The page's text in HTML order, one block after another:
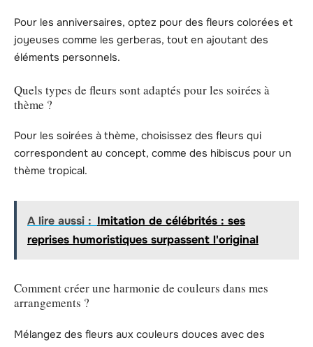
Pour les anniversaires, optez pour des fleurs colorées et
joyeuses comme les gerberas, tout en ajoutant des
éléments personnels.
Quels types de fleurs sont adaptés pour les soirées à
thème ?
Pour les soirées à thème, choisissez des fleurs qui
correspondent au concept, comme des hibiscus pour un
thème tropical.
A lire aussi : Imitation de célébrités : ses
reprises humoristiques surpassent l'original
Comment créer une harmonie de couleurs dans mes
arrangements ?
Mélangez des fleurs aux couleurs douces avec des